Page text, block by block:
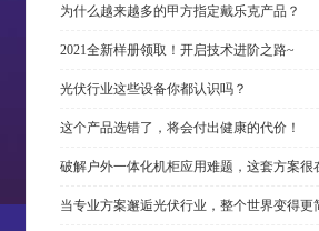
为什么越来越多的甲方指定戴乐克产品？
2021全新样册领取！开启技术进阶之路~
光伏行业这些设备你都认识吗？
这个产品选错了，将会付出健康的代价！
破解户外一体化机柜应用难题，这套方案很
当专业方案邂逅光伏行业，整个世界变得更